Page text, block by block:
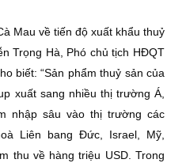
Mau về tiến độ xuất khẩu thuỷ
Trọng Hà, Phó chủ tịch HÐQT
biết: “Sản phẩm thuỷ sản của
xuất sang nhiều thị trường Á,
nhập sâu vào thị trường các
Liên bang Ðức, Israel, Mỹ,
thu về hàng triệu USD. Trong